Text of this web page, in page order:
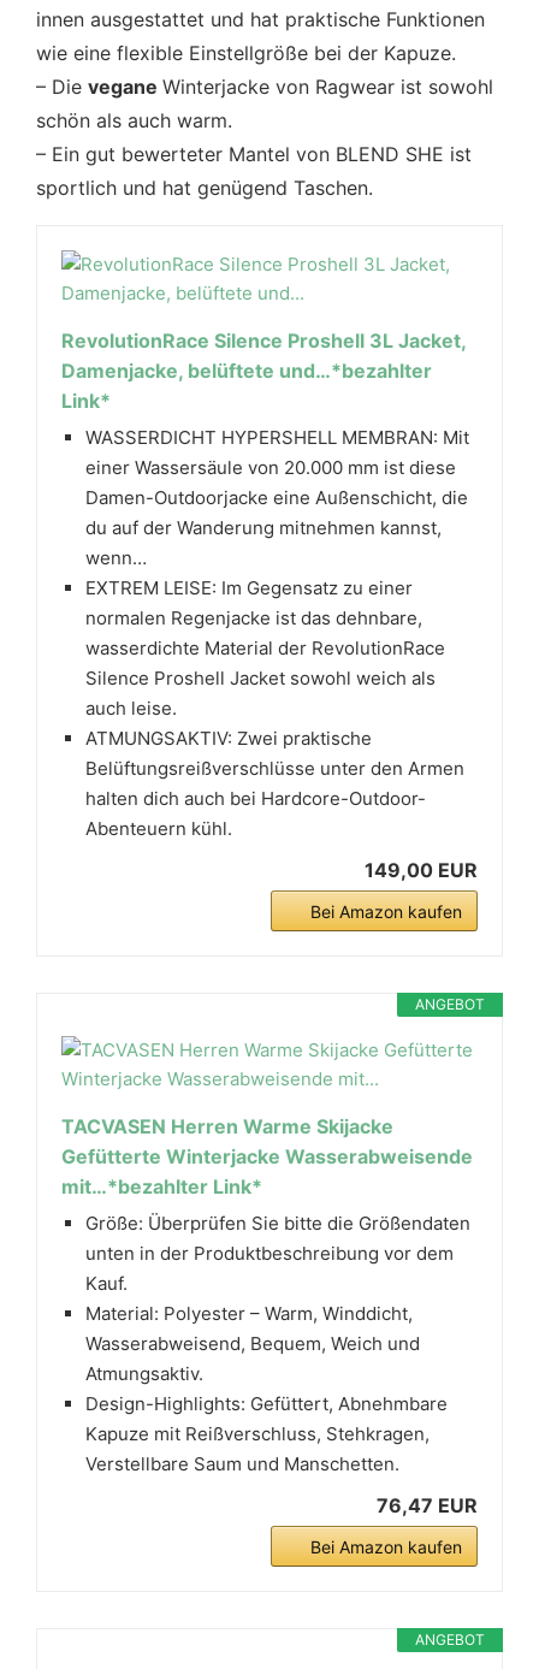
innen ausgestattet und hat praktische Funktionen
wie eine flexible Einstellgröße bei der Kapuze.
– Die vegane Winterjacke von Ragwear ist sowohl
schön als auch warm.
– Ein gut bewerteter Mantel von BLEND SHE ist
sportlich und hat genügend Taschen.
RevolutionRace Silence Proshell 3L Jacket,
Damenjacke, belüftete und…*bezahlter
Link*
WASSERDICHT HYPERSHELL MEMBRAN: Mit
einer Wassersäule von 20.000 mm ist diese
Damen-Outdoorjacke eine Außenschicht, die
du auf der Wanderung mitnehmen kannst,
wenn…
EXTREM LEISE: Im Gegensatz zu einer
normalen Regenjacke ist das dehnbare,
wasserdichte Material der RevolutionRace
Silence Proshell Jacket sowohl weich als
auch leise.
ATMUNGSAKTIV: Zwei praktische
Belüftungsreißverschlüsse unter den Armen
halten dich auch bei Hardcore-Outdoor-
Abenteuern kühl.
149,00 EUR
Bei Amazon kaufen
ANGEBOT
TACVASEN Herren Warme Skijacke
Gefütterte Winterjacke Wasserabweisende
mit…*bezahlter Link*
Größe: Überprüfen Sie bitte die Größendaten
unten in der Produktbeschreibung vor dem
Kauf.
Material: Polyester – Warm, Winddicht,
Wasserabweisend, Bequem, Weich und
Atmungsaktiv.
Design-Highlights: Gefüttert, Abnehmbare
Kapuze mit Reißverschluss, Stehkragen,
Verstellbare Saum und Manschetten.
76,47 EUR
Bei Amazon kaufen
ANGEBOT